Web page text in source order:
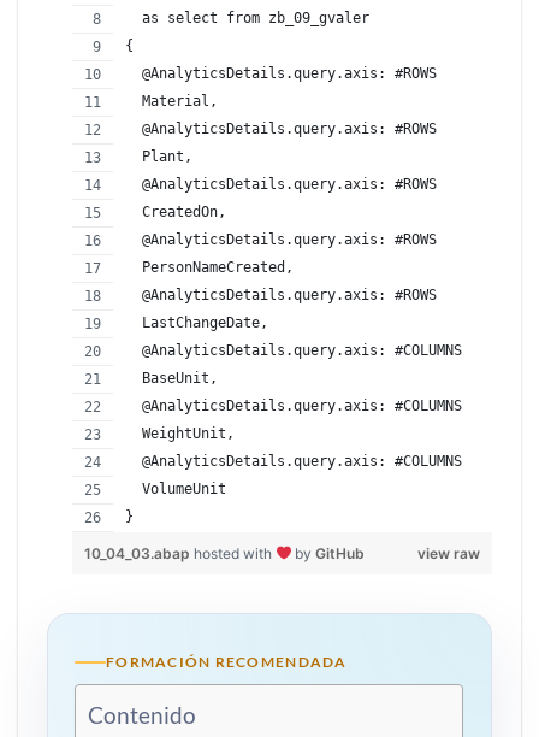
  as select from zb_09_gvaler
{
  @AnalyticsDetails.query.axis: #ROWS
  Material,
  @AnalyticsDetails.query.axis: #ROWS
  Plant,
  @AnalyticsDetails.query.axis: #ROWS
  CreatedOn,
  @AnalyticsDetails.query.axis: #ROWS
  PersonNameCreated,
  @AnalyticsDetails.query.axis: #ROWS
  LastChangeDate,
  @AnalyticsDetails.query.axis: #COLUMNS
  BaseUnit,
  @AnalyticsDetails.query.axis: #COLUMNS
  WeightUnit,
  @AnalyticsDetails.query.axis: #COLUMNS
  VolumeUnit
}
view raw
10_04_03.abap hosted with byGitHub
FORMACIÓN RECOMENDADA
Contenido